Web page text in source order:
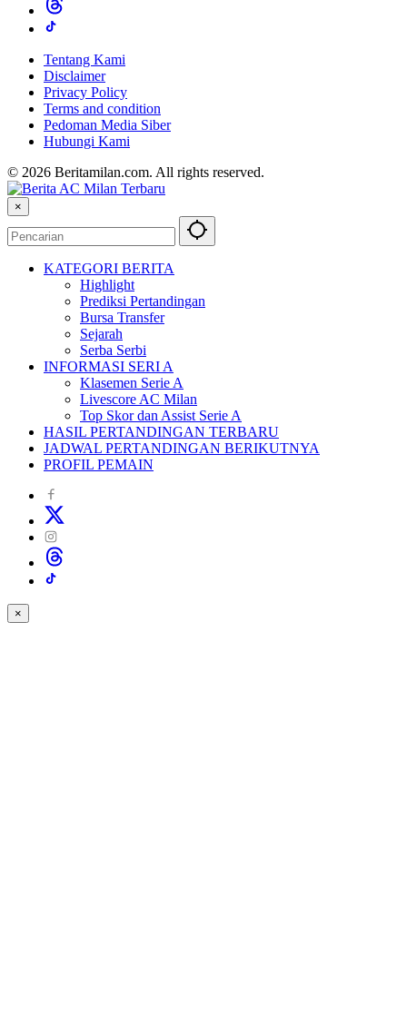
Tentang Kami
Disclaimer
Privacy Policy
Terms and condition
Pedoman Media Siber
Hubungi Kami
© 2026 Beritamilan.com. All rights reserved.
×
KATEGORI BERITA
Highlight
Prediksi Pertandingan
Bursa Transfer
Sejarah
Serba Serbi
INFORMASI SERI A
Klasemen Serie A
Livescore AC Milan
Top Skor dan Assist Serie A
HASIL PERTANDINGAN TERBARU
JADWAL PERTANDINGAN BERIKUTNYA
PROFIL PEMAIN
×